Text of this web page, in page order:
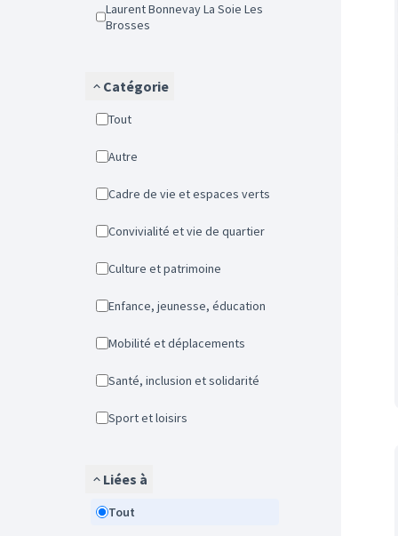
Laurent Bonnevay La Soie Les
Brosses
Catégorie
Tout
Autre
Cadre de vie et espaces verts
Convivialité et vie de quartier
Culture et patrimoine
Enfance, jeunesse, éducation
Mobilité et déplacements
Santé, inclusion et solidarité
Sport et loisirs
Liées à
Tout